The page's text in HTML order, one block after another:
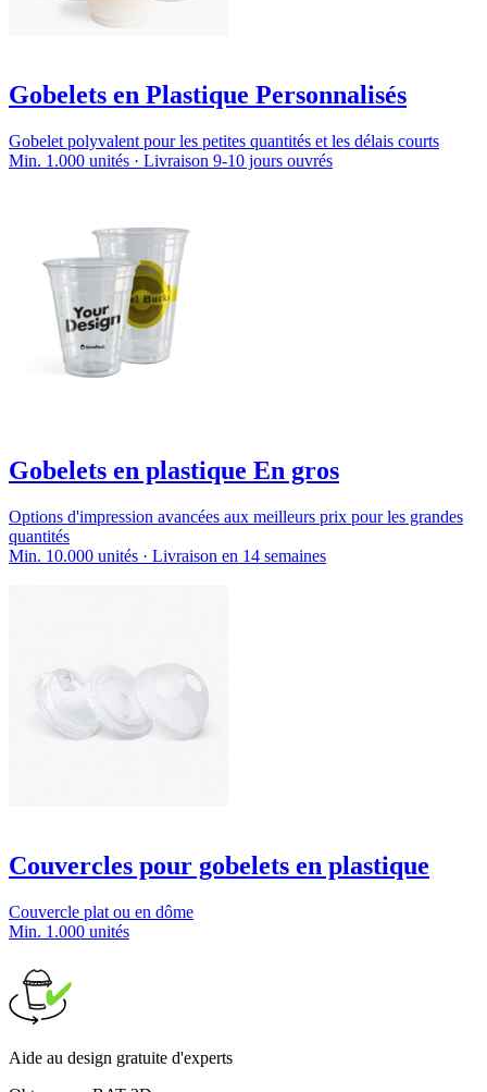
Gobelets en Plastique Personnalisés
Gobelet polyvalent pour les petites quantités et les délais courts
Min. 1.000 unités · Livraison 9-10 jours ouvrés
Gobelets en plastique En gros
Options d'impression avancées aux meilleurs prix pour les grandes
quantités
Min. 10.000 unités · Livraison en 14 semaines
Couvercles pour gobelets en plastique
Couvercle plat ou en dôme
Min. 1.000 unités
Aide au design gratuite d'experts